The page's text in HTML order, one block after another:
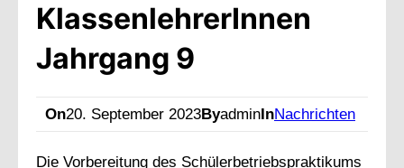
KlassenlehrerInnen
Jahrgang 9
On20. September 2023ByadminInNachrichten
Die Vorbereitung des Schülerbetriebspraktikums